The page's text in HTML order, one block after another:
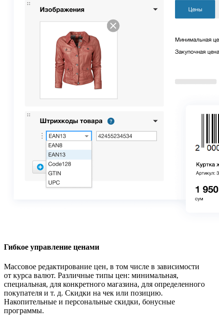
Гибкое управление ценами
Массовое редактирование цен, в том числе в зависимости
от курса валют. Различные типы цен: минимальная,
специальная, для конкретного магазина, для определенного
покупателя и т. д. Скидки на чек или позицию.
Накопительные и персональные скидки, бонусные
программы.